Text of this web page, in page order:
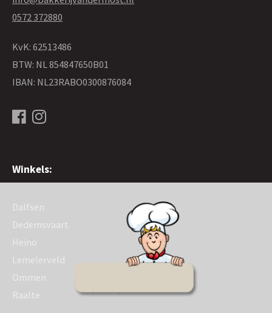
0572 372880
KvK: 62513486
BTW: NL 854847650B01
IBAN: NL23RABO0300876084
Winkels:
Dalfsen
Dedemsvaart
Heino
Lemelerveld
Ommen
Raalte